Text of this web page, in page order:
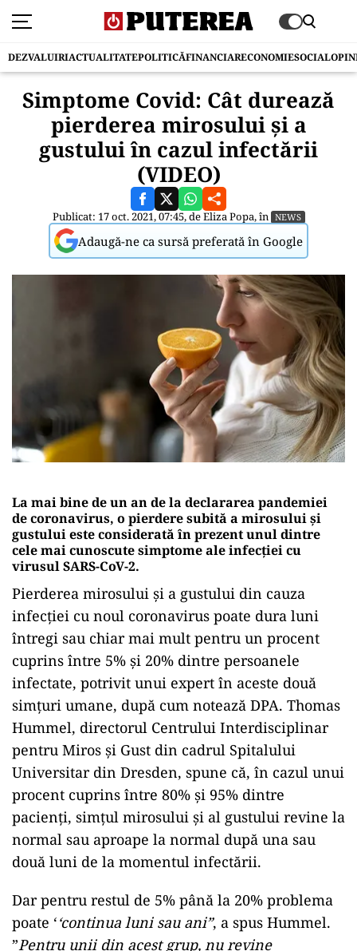
DEZVALUIRIACTUALITATEPOLITICĂFINANCIARECONOMIESOCIAL
Simptome Covid: Cât durează
pierderea mirosului şi a
gustului în cazul infectării
(VIDEO)
Publicat: 17 oct. 2021, 07:45, deEliza Popa, în NEWS
Adaugă-ne ca sursă preferată în Google
La mai bine de un an de la declararea pandemiei
de coronavirus, o pierdere subită a mirosului şi
gustului este considerată în prezent unul dintre
cele mai cunoscute simptome ale infecţiei cu
virusul SARS-CoV-2.
Pierderea mirosului şi a gustului din cauza
infecţiei cu noul coronavirus poate dura luni
întregi sau chiar mai mult pentru un procent
cuprins între 5% şi 20% dintre persoanele
infectate, potrivit unui expert în aceste două
simţuri umane, după cum notează DPA. Thomas
Hummel, directorul Centrului Interdisciplinar
pentru Miros şi Gust din cadrul Spitalului
Universitar din Dresden, spune că, în cazul unui
procent cuprins între 80% şi 95% dintre
pacienţi, simţul mirosului şi al gustului revine la
normal sau aproape la normal după una sau
două luni de la momentul infectării.
Dar pentru restul de 5% până la 20% problema
poate ‘‘continua luni sau ani”, a spus Hummel.
”Pentru unii din acest grup, nu revine